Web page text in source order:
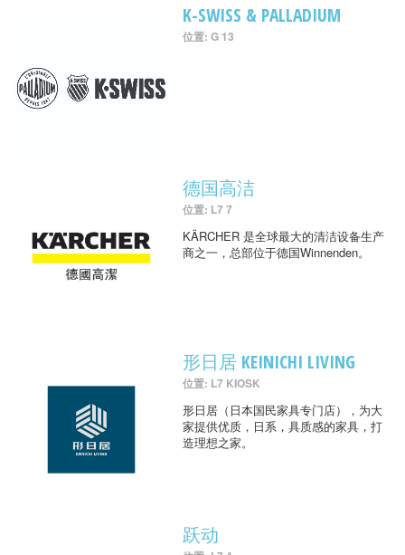
K-SWISS & PALLADIUM
位置: G 13
德国高洁
位置: L7 7
KÄRCHER 是全球最大的清洁设备生产
商之一，总部位于德国Winnenden。
形日居 KEINICHI LIVING
位置: L7 KIOSK
形日居（日本国民家具专门店），为大
家提供优质，日系，具质感的家具，打
造理想之家。
跃动